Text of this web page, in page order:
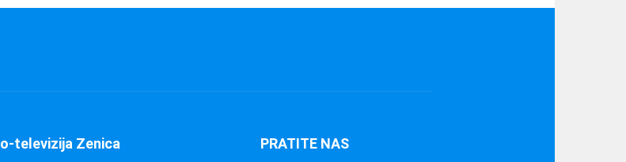
televizija Zenica PRATITE NAS